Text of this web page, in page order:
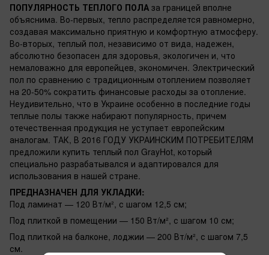
ПОПУЛЯРНОСТЬ ТЕПЛОГО ПОЛА за границей вполне
объяснима. Во-первых, тепло распределяется равномерно,
создавая максимально приятную и комфортную атмосферу.
Во-вторых, теплый пол, независимо от вида, надежен,
абсолютно безопасен для здоровья, экологичен и, что
немаловажно для европейцев, экономичен. Электрический
пол по сравнению с традиционным отоплением позволяет
на 20-50% сократить финансовые расходы за отопление.
Неудивительно, что в Украине особенно в последние годы
теплые полы также набирают популярность, причем
отечественная продукция не уступает европейским
аналогам. ТАК, В 2016 ГОДУ УКРАИНСКИМ ПОТРЕБИТЕЛЯМ
предложили купить теплый пол GrayHot, который
специально разрабатывался и адаптировался для
использования в нашей стране.
ПРЕДНАЗНАЧЕН ДЛЯ УКЛАДКИ:
Под ламинат — 120 Вт/м², с шагом 12,5 см;
Под плиткой в помещении — 150 Вт/м², с шагом 10 см;
Под плиткой на балконе, лоджии — 200 Вт/м², с шагом 7,5
см.